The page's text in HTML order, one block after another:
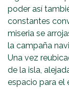
poder así
constantes
miseria se
la campaña
Una vez
de la isla,
espacio para el